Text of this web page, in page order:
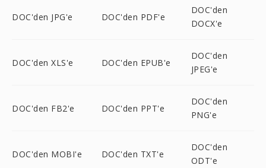
DOC'den JPG'e DOC'den PDF'e
DOC'den
DOCX'e
DOC'den XLS'e DOC'den EPUB'e
DOC'den
JPEG'e
DOC'den FB2'e DOC'den PPT'e
DOC'den
PNG'e
DOC'den MOBI'e DOC'den TXT'e
DOC'den
ODT'e